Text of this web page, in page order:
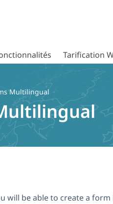
Tarification
Multilingual
will be able to create a